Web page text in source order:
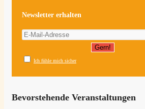
Newsletter erhalten
Ich fühle mich sicher
Bevorstehende Veranstaltungen